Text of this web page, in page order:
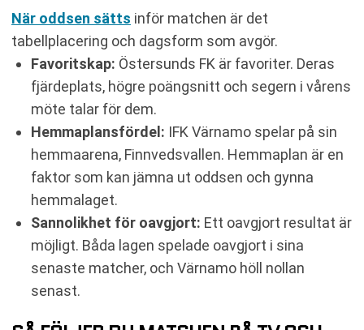
När oddsen sätts inför matchen är det
tabellplacering och dagsform som avgör.
Favoritskap: Östersunds FK är favoriter. Deras
fjärdeplats, högre poängsnitt och segern i vårens
möte talar för dem.
Hemmaplansfördel: IFK Värnamo spelar på sin
hemmaarena, Finnvedsvallen. Hemmaplan är en
faktor som kan jämna ut oddsen och gynna
hemmalaget.
Sannolikhet för oavgjort: Ett oavgjort resultat är
möjligt. Båda lagen spelade oavgjort i sina
senaste matcher, och Värnamo höll nollan
senast.